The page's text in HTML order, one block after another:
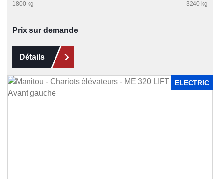
1800 kg
3240 kg
Prix sur demande
Détails
ELECTRIC